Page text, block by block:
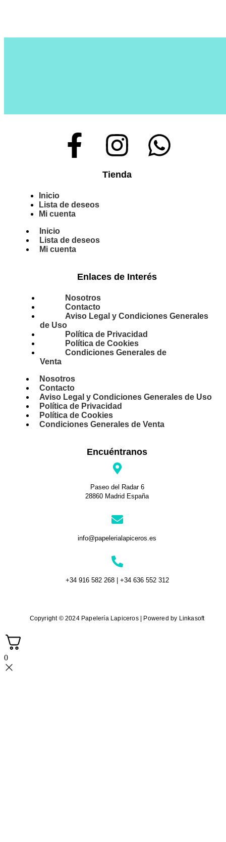
Tienda
Inicio
Lista de deseos
Mi cuenta
Inicio
Lista de deseos
Mi cuenta
Enlaces de Interés
Nosotros
Contacto
Aviso Legal y Condiciones Generales
de Uso
Política de Privacidad
Política de Cookies
Condiciones Generales de
Venta
Nosotros
Contacto
Aviso Legal y Condiciones Generales de Uso
Política de Privacidad
Política de Cookies
Condiciones Generales de Venta
Encuéntranos
Paseo del Radar 6
28860 Madrid España
info@papelerialapiceros.es
+34 916 582 268 | +34 636 552 312
Copyright © 2024 Papelería Lapiceros | Powered by Linkasoft
0